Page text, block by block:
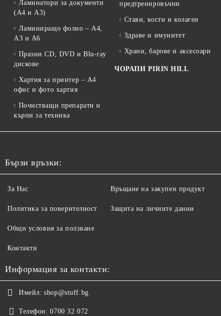
Ламинатори за документи
(A4 и A3)
Ламиниращо фолио – A4,
A3 и A6
Празни CD, DVD и Blu-ray
дискове
Хартия за принтер – A4
офис и фото хартия
Почистващи препарати и
кърпи за техника
предтренировъчни
Стави, кости и колаген
Здраве и имунитет
Храни, барове и аксесоари
ЧОРАПИ PIRIN HILL
Бързи връзки:
За Нас
Политика за поверителност
Общи условия за ползване
Контакти
Връщане на закупен продукт
Защита на личните данни
Информация за контакти:
Имейл: shop@stuff.bg
Телефон: 0700 32 072